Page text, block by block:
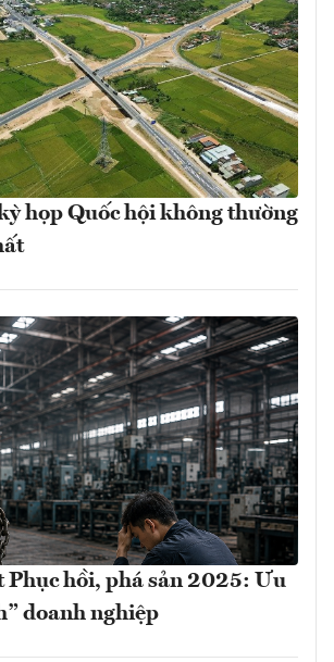
họp Quốc hội không thường
Phục hồi, phá sản 2025: Ưu
doanh nghiệp